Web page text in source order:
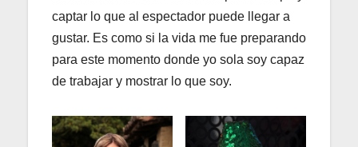
captar lo que al espectador puede llegar a
gustar. Es como si la vida me fue preparando
para este momento donde yo sola soy capaz
de trabajar y mostrar lo que soy.